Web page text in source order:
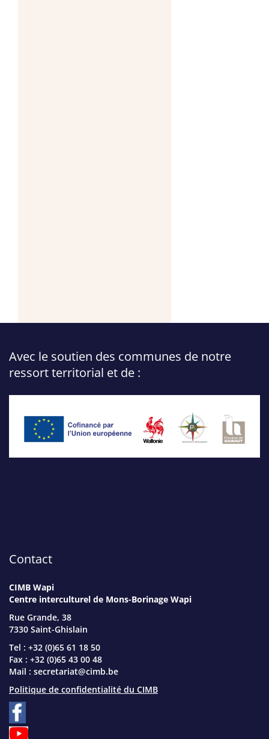
Avec le soutien des communes de notre
ressort territorial et de :
Contact
CIMB Wapi
Centre interculturel de Mons-Borinage Wapi
Rue Grande, 38
7330 Saint-Ghislain
Tel : +32 (0)65 61 18 50
Fax : +32 (0)65 43 00 48
Mail : secretariat@cimb.be
Politique de confidentialité du CIMB